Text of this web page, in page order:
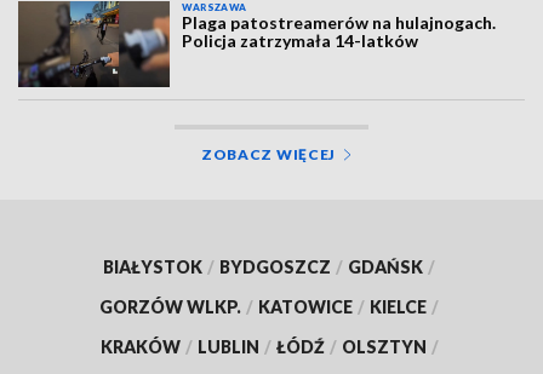
WARSZAWA
Plaga patostreamerów na hulajnogach.
Policja zatrzymała 14-latków
ZOBACZ WIĘCEJ
BIAŁYSTOK / BYDGOSZCZ / GDAŃSK /
GORZÓW WLKP. / KATOWICE / KIELCE /
KRAKÓW / LUBLIN / ŁÓDŹ / OLSZTYN /